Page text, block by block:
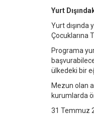
Yurt
Yurt
Çocuklarına
Programa
ülkedeki bir
Mezun olan
kurumlarda
31 Temmuz